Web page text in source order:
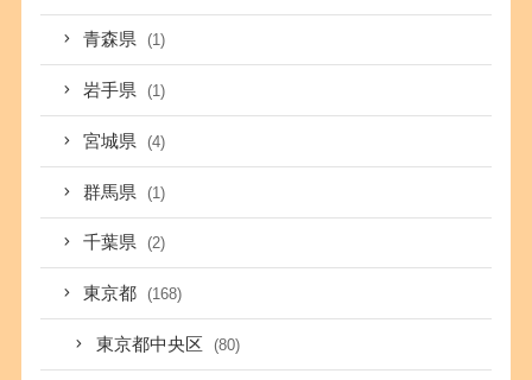
青森県 (1)
岩手県 (1)
宮城県 (4)
群馬県 (1)
千葉県 (2)
東京都 (168)
東京都中央区 (80)